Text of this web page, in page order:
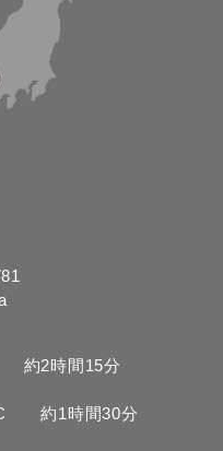
約2時間15分
約1時間30分